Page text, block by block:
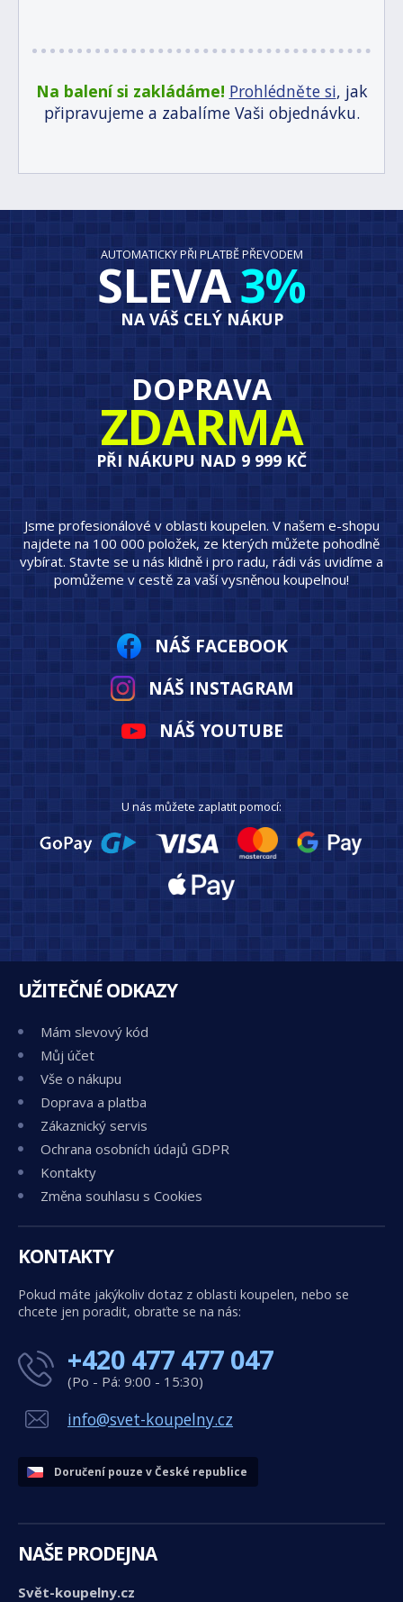
Na balení si zakládáme! Prohlédněte si, jak
připravujeme a zabalíme Vaši objednávku.
AUTOMATICKY PŘI PLATBĚ PŘEVODEM
SLEVA3%
NA VÁŠ CELÝ NÁKUP
DOPRAVA
ZDARMA
PŘI NÁKUPU NAD 9 999 KČ
Jsme profesionálové v oblasti koupelen. V našem e-shopu
najdete na 100 000 položek, ze kterých můžete pohodlně
vybírat. Stavte se u nás klidně i pro radu, rádi vás uvidíme a
pomůžeme v cestě za vaší vysněnou koupelnou!
NÁŠ FACEBOOK
NÁŠ INSTAGRAM
NÁŠ YOUTUBE
U nás můžete zaplatit pomocí:
UŽITEČNÉ ODKAZY
Mám slevový kód
Můj účet
Vše o nákupu
Doprava a platba
Zákaznický servis
Ochrana osobních údajů GDPR
Kontakty
Změna souhlasu s Cookies
KONTAKTY
Pokud máte jakýkoliv dotaz z oblasti koupelen, nebo se
chcete jen poradit, obraťte se na nás:
+420 477 477 047
(Po - Pá: 9:00 - 15:30)
info@svet-koupelny.cz
Doručení pouze v České republice
NAŠE PRODEJNA
Svět-koupelny.cz